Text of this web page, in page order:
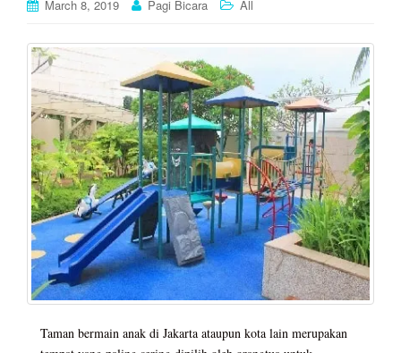
March 8, 2019 Pagi Bicara All
Taman bermain anak di Jakarta ataupun kota lain merupakan